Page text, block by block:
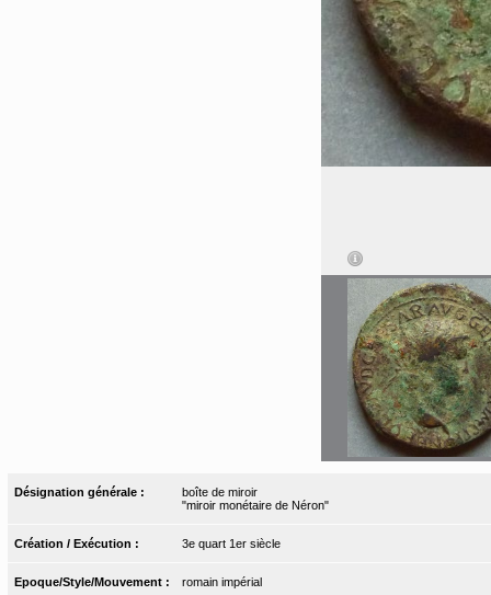
Désignation générale :
boîte de miroir
"miroir monétaire de Néron"
Création / Exécution : 3e quart 1er siècle
Epoque/Style/Mouvement : romain impérial